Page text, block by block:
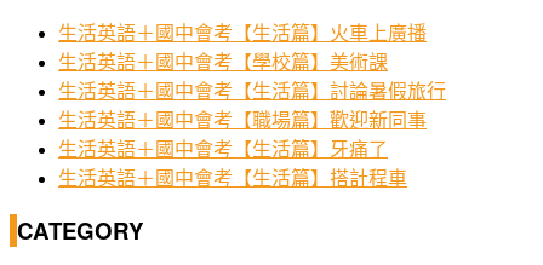
生活英語＋國中會考【生活篇】火車上廣播
生活英語＋國中會考【學校篇】美術課
生活英語＋國中會考【生活篇】討論暑假旅行
生活英語＋國中會考【職場篇】歡迎新同事
生活英語＋國中會考【生活篇】牙痛了
生活英語＋國中會考【生活篇】搭計程車
CATEGORY